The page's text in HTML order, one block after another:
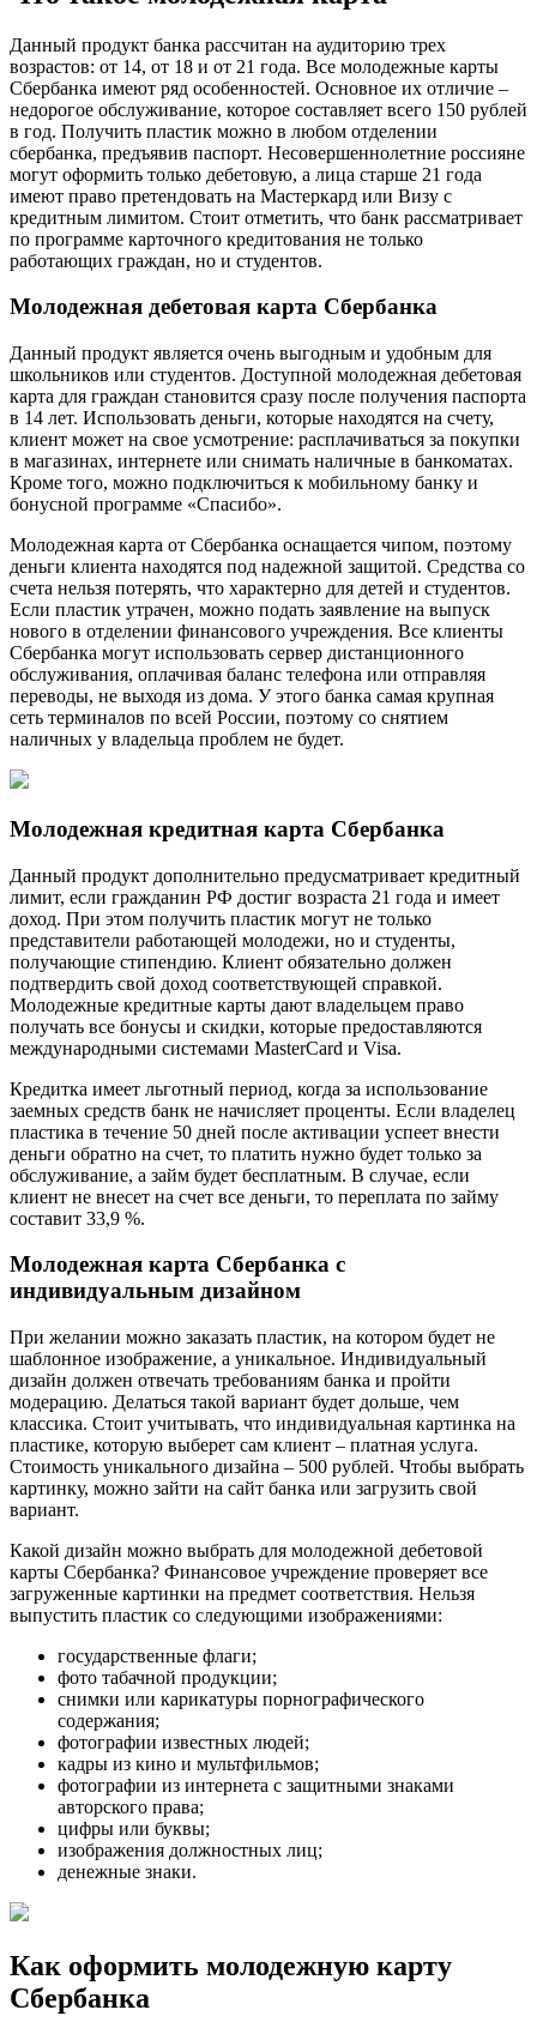
Данный продукт банка рассчитан на аудиторию трех
возрастов: от 14, от 18 и от 21 года. Все молодежные карты
Сбербанка имеют ряд особенностей. Основное их отличие –
недорогое обслуживание, которое составляет всего 150 рублей
в год. Получить пластик можно в любом отделении
сбербанка, предъявив паспорт. Несовершеннолетние россияне
могут оформить только дебетовую, а лица старше 21 года
имеют право претендовать на Мастеркард или Визу с
кредитным лимитом. Стоит отметить, что банк рассматривает
по программе карточного кредитования не только
работающих граждан, но и студентов.
Молодежная дебетовая карта Сбербанка
Данный продукт является очень выгодным и удобным для
школьников или студентов. Доступной молодежная дебетовая
карта для граждан становится сразу после получения паспорта
в 14 лет. Использовать деньги, которые находятся на счету,
клиент может на свое усмотрение: расплачиваться за покупки
в магазинах, интернете или снимать наличные в банкоматах.
Кроме того, можно подключиться к мобильному банку и
бонусной программе «Спасибо».
Молодежная карта от Сбербанка оснащается чипом, поэтому
деньги клиента находятся под надежной защитой. Средства со
счета нельзя потерять, что характерно для детей и студентов.
Если пластик утрачен, можно подать заявление на выпуск
нового в отделении финансового учреждения. Все клиенты
Сбербанка могут использовать сервер дистанционного
обслуживания, оплачивая баланс телефона или отправляя
переводы, не выходя из дома. У этого банка самая крупная
сеть терминалов по всей России, поэтому со снятием
наличных у владельца проблем не будет.
Молодежная кредитная карта Сбербанка
Данный продукт дополнительно предусматривает кредитный
лимит, если гражданин РФ достиг возраста 21 года и имеет
доход. При этом получить пластик могут не только
представители работающей молодежи, но и студенты,
получающие стипендию. Клиент обязательно должен
подтвердить свой доход соответствующей справкой.
Молодежные кредитные карты дают владельцем право
получать все бонусы и скидки, которые предоставляются
международными системами MasterCard и Visa.
Кредитка имеет льготный период, когда за использование
заемных средств банк не начисляет проценты. Если владелец
пластика в течение 50 дней после активации успеет внести
деньги обратно на счет, то платить нужно будет только за
обслуживание, а займ будет бесплатным. В случае, если
клиент не внесет на счет все деньги, то переплата по займу
составит 33,9 %.
Молодежная карта Сбербанка с
индивидуальным дизайном
При желании можно заказать пластик, на котором будет не
шаблонное изображение, а уникальное. Индивидуальный
дизайн должен отвечать требованиям банка и пройти
модерацию. Делаться такой вариант будет дольше, чем
классика. Стоит учитывать, что индивидуальная картинка на
пластике, которую выберет сам клиент – платная услуга.
Стоимость уникального дизайна – 500 рублей. Чтобы выбрать
картинку, можно зайти на сайт банка или загрузить свой
вариант.
Какой дизайн можно выбрать для молодежной дебетовой
карты Сбербанка? Финансовое учреждение проверяет все
загруженные картинки на предмет соответствия. Нельзя
выпустить пластик со следующими изображениями:
государственные флаги;
фото табачной продукции;
снимки или карикатуры порнографического
содержания;
фотографии известных людей;
кадры из кино и мультфильмов;
фотографии из интернета с защитными знаками
авторского права;
цифры или буквы;
изображения должностных лиц;
денежные знаки.
Как оформить молодежную карту
Сбербанка